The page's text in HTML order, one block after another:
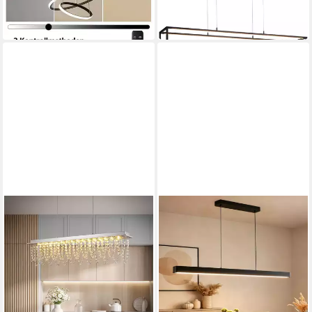
in 3-4 Werktagen bei dir in 2-3 Werktagen bei dir